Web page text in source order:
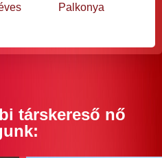
Palkonya
társkereső nő